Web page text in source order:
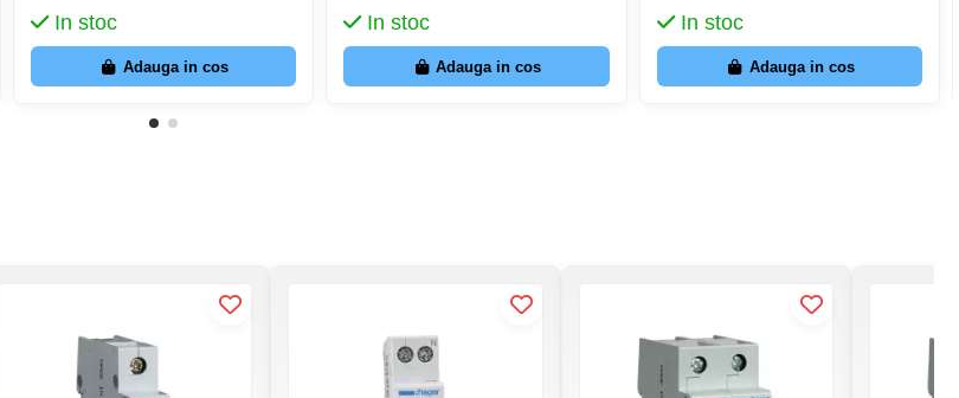
In stoc
Adauga in cos
In stoc
Adauga in cos
In stoc
Adauga in cos